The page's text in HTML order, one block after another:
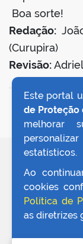
Boa sorte!
Redação:
(Curupira)
Revisão:
Este portal
de Proteção
melhorar
estatísticos.
Ao
cookies
Política de
as diretrizes